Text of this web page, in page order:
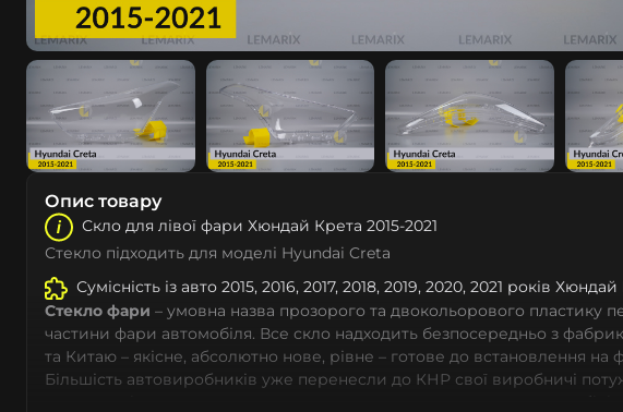
Опис товару
Скло для лівої фари Хюндай Крета 2015-2021
Стекло підходить для моделі Hyundai Creta
Сумісність із авто 2015, 2016, 2017, 2018, 2019, 2020, 2021 років
Стекло фари – умовна назва прозорого та двокольорового пластику
частини фари автомобіля. Все скло надходить безпосередньо з
та Китаю – якісне, абсолютно нове, рівне – готове до встановлення на
Більшість автовиробників уже перенесли до КНР свої виробничі
тому не слід дивуватися, що до 90% запчастин до сучасних автомобілів